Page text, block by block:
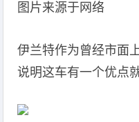
图片来源于网络
伊兰特作为曾经市面
说明这车有一个优点